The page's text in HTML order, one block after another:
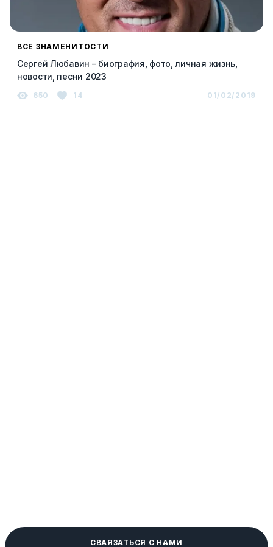
ВСЕ ЗНАМЕНИТОСТИ
Сергей Любавин – биография, фото, личная жизнь,
новости, песни 2023
650 14 01/02/2019
СВАЯЗАТЬСЯ С НАМИ